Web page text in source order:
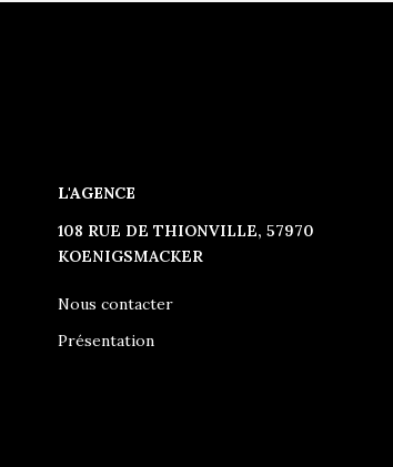
L'AGENCE
108 RUE DE THIONVILLE, 57970
KOENIGSMACKER
Nous contacter
Présentation